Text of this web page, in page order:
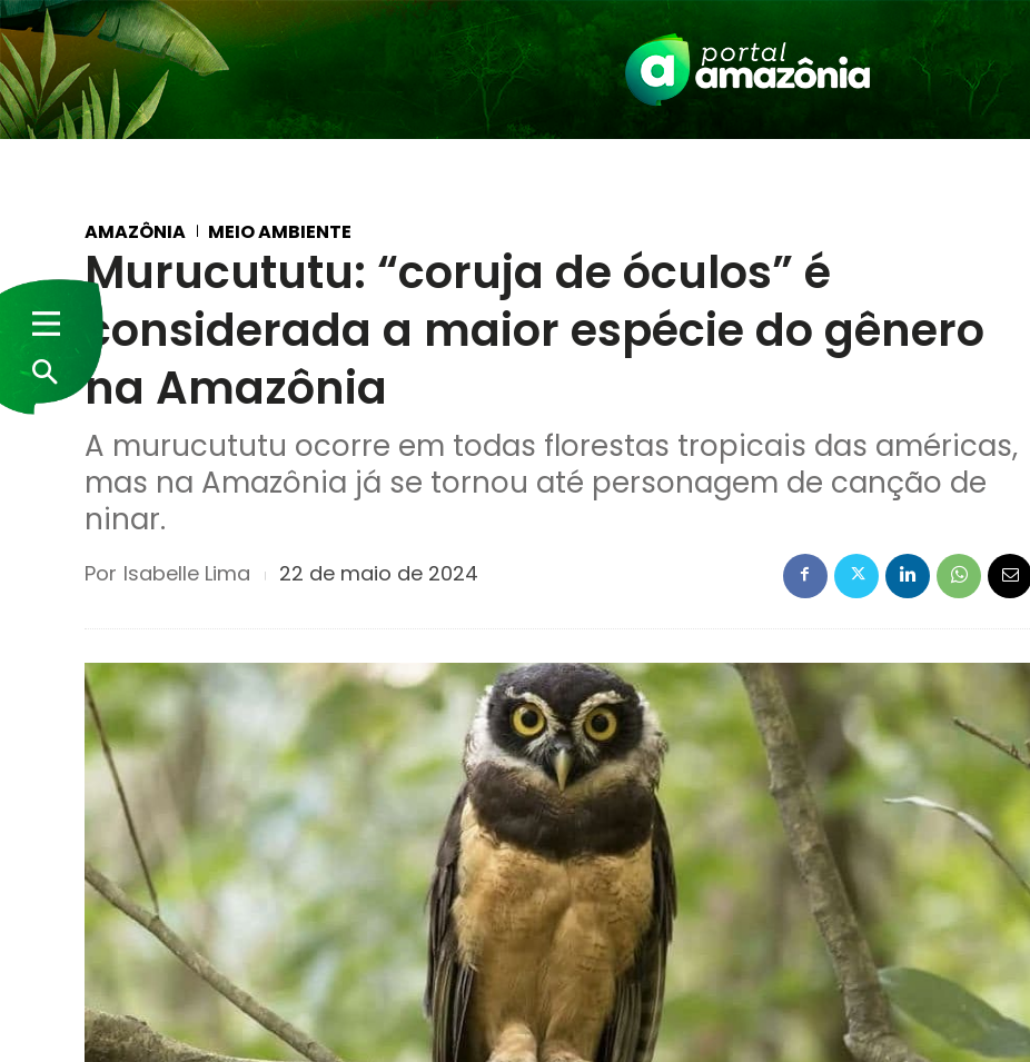
AMAZÔNIA MEIO AMBIENTE
Murucututu: “coruja de óculos” é
considerada a maior espécie do gênero
na Amazônia
A murucututu ocorre em todas florestas tropicais das américas,
mas na Amazônia já se tornou até personagem de canção de
ninar.
Por Isabelle Lima 22 de maio de 2024